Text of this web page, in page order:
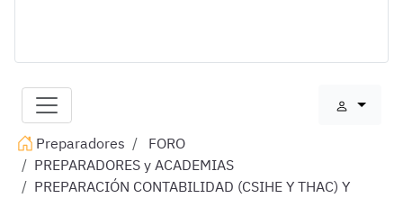
Preparadores
FORO
PREPARADORES y ACADEMIAS
PREPARACIÓN CONTABILIDAD (CSIHE Y THAC) Y